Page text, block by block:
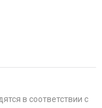
в соответствии с